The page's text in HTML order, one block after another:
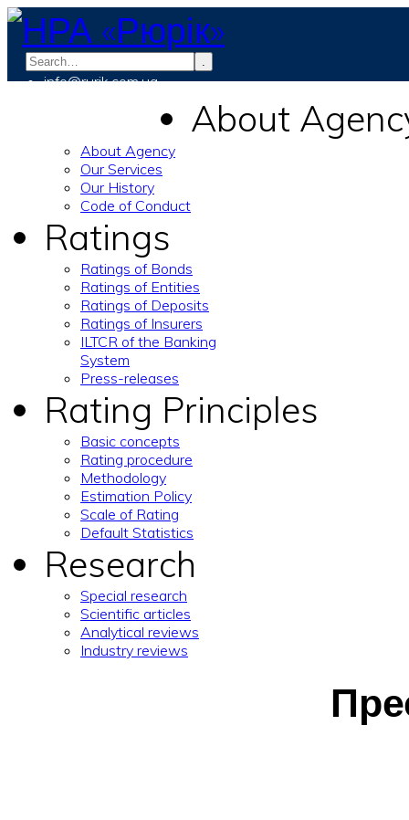
.
info@rurik.com.ua
About
About Agency
Our Services
Our History
Code of Conduct
Ratings
Ratings of Bonds
Ratings of Entities
Ratings of Deposits
Ratings of Insurers
ILTCR of the Banking
System
Press-releases
Rating Principles
Basic concepts
Rating procedure
Methodology
Estimation Policy
Scale of Rating
Default Statistics
Research
Special research
Scientific articles
Analytical reviews
Industry reviews